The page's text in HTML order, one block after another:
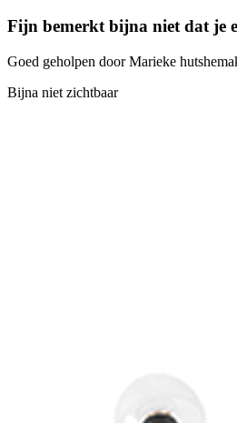
Fijn bemerkt bijna niet dat je
Goed geholpen door Marieke
Bijna niet zichtbaar